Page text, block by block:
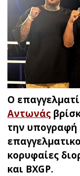
Ο
Αντωνάς
την
κορυφαίες
και BXGP.